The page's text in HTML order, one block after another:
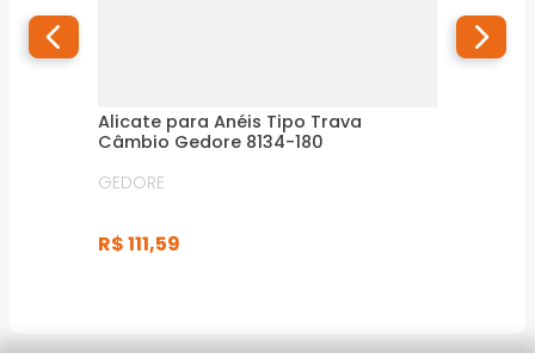
Alicate para Anéis Tipo Trava
Câmbio Gedore 8134-180
GEDORE
R$111,59